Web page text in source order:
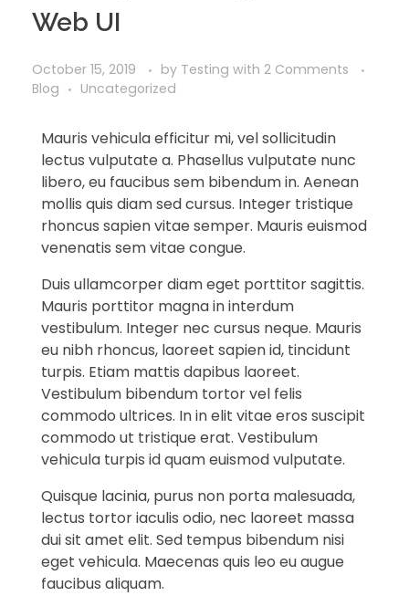
Web UI
October 15, 2019 by Testing with 2 Comments
Blog
Uncategorized
Mauris vehicula efficitur mi, vel sollicitudin
lectus vulputate a. Phasellus vulputate nunc
libero, eu faucibus sem bibendum in. Aenean
mollis quis diam sed cursus. Integer tristique
rhoncus sapien vitae semper. Mauris euismod
venenatis sem vitae congue.
Duis ullamcorper diam eget porttitor sagittis.
Mauris porttitor magna in interdum
vestibulum. Integer nec cursus neque. Mauris
eu nibh rhoncus, laoreet sapien id, tincidunt
turpis. Etiam mattis dapibus laoreet.
Vestibulum bibendum tortor vel felis
commodo ultrices. In in elit vitae eros suscipit
commodo ut tristique erat. Vestibulum
vehicula turpis id quam euismod vulputate.
Quisque lacinia, purus non porta malesuada,
lectus tortor iaculis odio, nec laoreet massa
dui sit amet elit. Sed tempus bibendum nisi
eget vehicula. Maecenas quis leo eu augue
faucibus aliquam.